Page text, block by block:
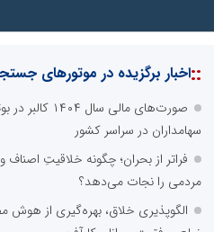
::اخبار برگزیده در موتورهای
صورت‌های مالی
سهامداران در سراسر کشور
فراتر از بحران؛ چگونه خلاقیتِ اصناف
مردمی را نجات می‌دهد؟
الگوپذیری خلاق، بهره‌گیری از